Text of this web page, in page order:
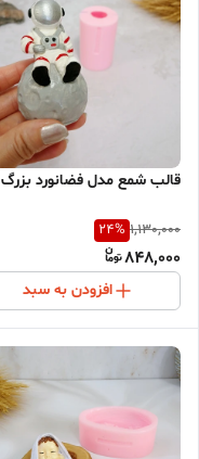
قالب شمع مدل فضانورد بزرگ
1,130,000
24%
848,000
افزودن به سبد